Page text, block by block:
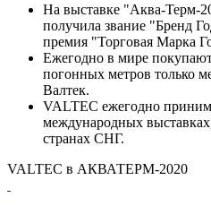
На выставке "Аква-Терм-
получила звание "Бренд
премия "Торговая Марка
Ежегодно в мире
погонных метров только
Валтек.
VALTEC ежегодно
международных
странах СНГ.
VALTEC в АКВАТЕРМ-2020